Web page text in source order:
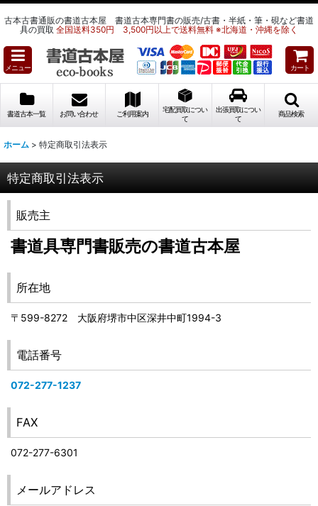
古本古書通販の書道古本屋 書道古本専門書の販売/古書・半紙・筆・硯など書道
具の買取 全国送料350円 3,500円以上で送料無料 ※北海道・沖縄を除く
メニュー カート
書道古本一覧 お問い合わせ ご利用案内
宅配買取につい
て
出張買取につい
て
商品検索
ホーム > 特定商取引法表示
特定商取引法表示
販売主
書道具専門書販売の書道古本屋
所在地
〒599-8272 大阪府堺市中区深井中町1994-3
電話番号
072-277-1237
FAX
072-277-6301
メールアドレス